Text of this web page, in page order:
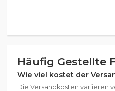
Häufig Gestellte
Wie viel kostet der
Die Versandkosten variieren